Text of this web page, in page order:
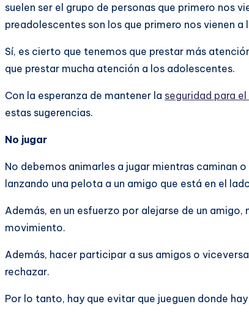
suelen ser el grupo de personas que primero nos
preadolescentes son los que primero nos vienen a
Sí, es cierto que tenemos que prestar más
que prestar mucha atención a los adolescentes.
Con la esperanza de mantener la seguridad para
estas sugerencias.
No jugar
No debemos animarles a jugar mientras caminan
lanzando una pelota a un amigo que está en el
Además, en un esfuerzo por alejarse de un
movimiento.
Además, hacer participar a sus amigos o
rechazar.
Por lo tanto, hay que evitar que jueguen donde